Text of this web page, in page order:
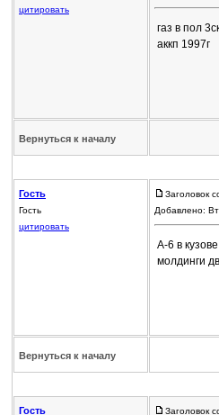
цитировать
газ в пол
аккп 1997г
Вернуться к началу
Гость
Гость
цитировать
Заголовок
Добавлено:
А-6 в
молдинги
Вернуться к началу
Гость Заголовок